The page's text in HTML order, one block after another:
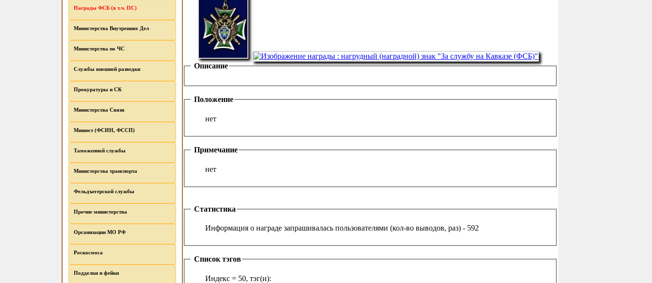
Награды ФСБ (в т.ч. ПС)
Министерства Внутренних Дел
Министерства по ЧС
Службы внешней разведки
Прокуратуры и СК
Министерства Связи
Минюст (ФСИН, ФССП)
Таможенной службы
Министерства транспорта
Фельдъегерской службы
Прочие министерства
Организации МО РФ
Роскосмоса
Подделки и фейки
Описание
Положение
нет
Примечание
нет
Статистика
Информация о награде запрашивалась пользователями (кол-во выводов, раз) - 592
Список тэгов
Индекс = 50, тэг(и):